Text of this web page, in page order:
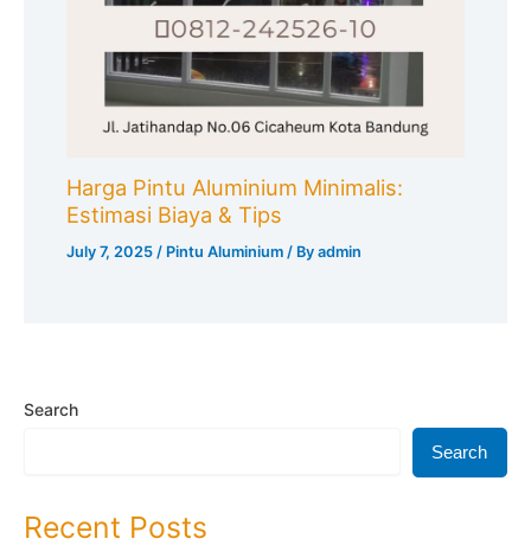
Harga Pintu Aluminium Minimalis:
Estimasi Biaya & Tips
July 7, 2025/ Pintu Aluminium / Byadmin
Search
Search
Recent Posts